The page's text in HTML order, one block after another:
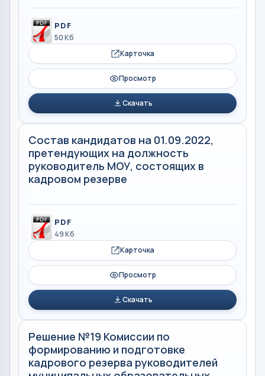
PDF
50 Кб
Карточка
Просмотр
Скачать
Состав кандидатов на 01.09.2022,
претендующих на должность
руководитель МОУ, состоящих в
кадровом резерве
PDF
49 Кб
Карточка
Просмотр
Скачать
Решение №19 Комиссии по
формированию и подготовке
кадрового резерва руководителей